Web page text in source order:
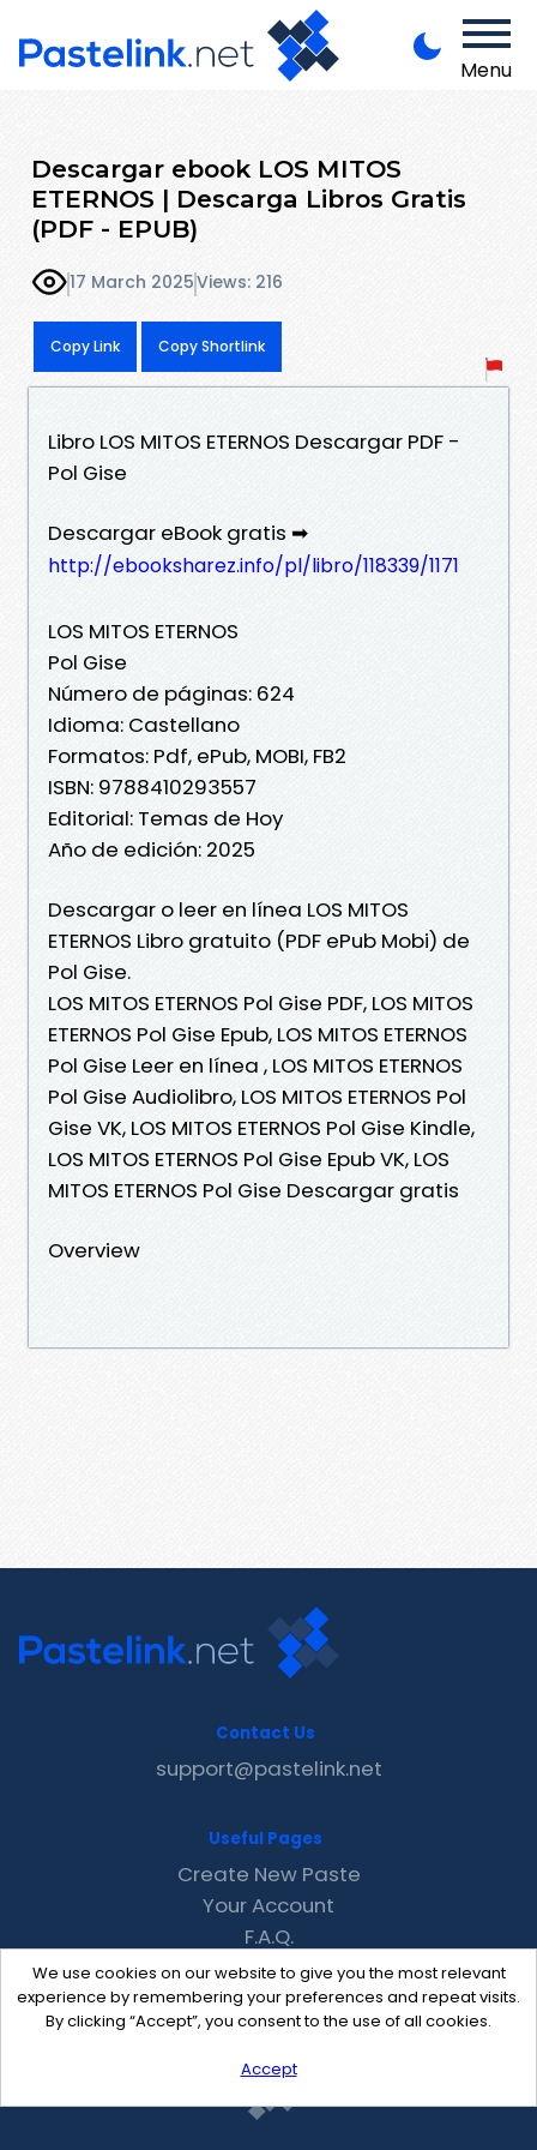
Menu
Descargar ebook LOS MITOS
ETERNOS | Descarga Libros Gratis
(PDF - EPUB)
17 March 2025Views: 216
Copy Link Copy Shortlink
Libro LOS MITOS ETERNOS Descargar PDF -
Pol Gise
Descargar eBook gratis ➡
http://ebooksharez.info/pl/libro/118339/1171
LOS MITOS ETERNOS
Pol Gise
Número de páginas: 624
Idioma: Castellano
Formatos: Pdf, ePub, MOBI, FB2
ISBN: 9788410293557
Editorial: Temas de Hoy
Año de edición: 2025
Descargar o leer en línea LOS MITOS
ETERNOS Libro gratuito (PDF ePub Mobi) de
Pol Gise.
LOS MITOS ETERNOS Pol Gise PDF, LOS MITOS
ETERNOS Pol Gise Epub, LOS MITOS ETERNOS
Pol Gise Leer en línea , LOS MITOS ETERNOS
Pol Gise Audiolibro, LOS MITOS ETERNOS Pol
Gise VK, LOS MITOS ETERNOS Pol Gise Kindle,
LOS MITOS ETERNOS Pol Gise Epub VK, LOS
MITOS ETERNOS Pol Gise Descargar gratis
Overview
We use cookies on our website to give you the most relevant
experience by remembering your preferences and repeat visits.
By clicking “Accept”, you consent to the use of all cookies.
Accept
Contact Us
support@pastelink.net
Useful Pages
Create New Paste
Your Account
F.A.Q.
Recent
Contact